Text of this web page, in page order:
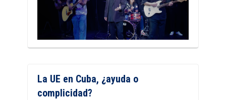
La UE en Cuba, ¿ayuda o
complicidad?